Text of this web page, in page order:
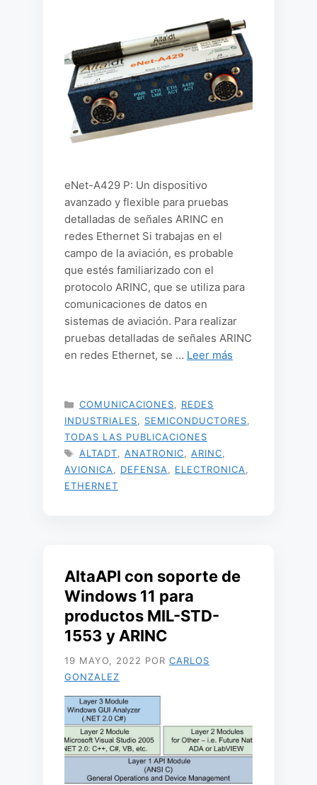
eNet-A429 P: Un dispositivo
avanzado y flexible para pruebas
detalladas de señales ARINC en
redes Ethernet Si trabajas en el
campo de la aviación, es probable
que estés familiarizado con el
protocolo ARINC, que se utiliza para
comunicaciones de datos en
sistemas de aviación. Para realizar
pruebas detalladas de señales ARINC
en redes Ethernet, se … Leer más
CATEGORÍAS
COMUNICACIONES
REDES
INDUSTRIALES
SEMICONDUCTORES
TODAS LAS PUBLICACIONES
ETIQUETAS
ALTADT ANATRONIC ARINC
AVIONICA
DEFENSA ELECTRONICA
ETHERNET
AltaAPI con soporte de
Windows 11 para
productos MIL-STD-
1553 y ARINC
19 MAYO, 2022 POR CARLOS
GONZALEZ